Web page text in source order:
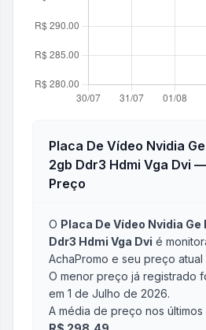
Placa De Vídeo Nvidia
2gb Ddr3 Hdmi Vga Dvi —
Preço
O Placa De Vídeo Nvidia Ge
Ddr3 Hdmi Vga Dvi é
AchaPromo e seu preço
O menor preço já registrado
em 1 de Julho de 2026.
A média de preço nos